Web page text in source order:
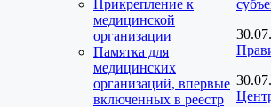
Прикрепление к
медицинской
организации
Памятка для
медицинских
организаций, впервые
включенных в реестр